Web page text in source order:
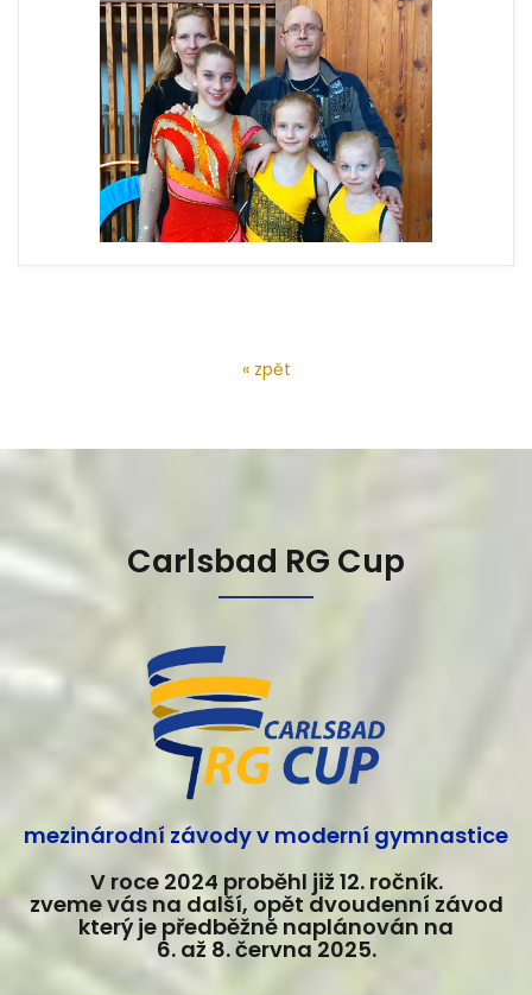
« zpět
Carlsbad RG Cup
mezinárodní závody v moderní gymnastice
V roce 2024 proběhl již 12. ročník.
zveme vás na další, opět dvoudenní závod
který je předběžně naplánován na
6. až 8. června 2025.